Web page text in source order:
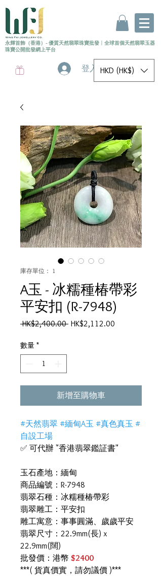
永輝首飾（香港）- 優質天然翡翠珠寶批發 〡 全球首個天然翡翠玉器
珠寶公開批發網上平台
登入 HKD (HK$)
庫存單位： 1
A玉 - 冰糯種椿帶彩
平安扣 (R-7948)
HK$2,400.00 一HK$2,112.00
數量 *
新增至購物車
#天然翡翠 #緬甸A玉 #真色真玉 #
自設工場
✅ 可代辦 "香港翡翠鑑証書"
玉石產地：緬甸
商品編號：R-7948
翡翠石種：冰糯種椿帶彩
翡翠雕工：平安扣
雕工寓意：事事圓滿、歲歲平安
翡翠尺寸：22.9mm(長) x
22.9mm(闊)
批發價：港幣 $2400
***( 貨真價實，請勿議價 )***